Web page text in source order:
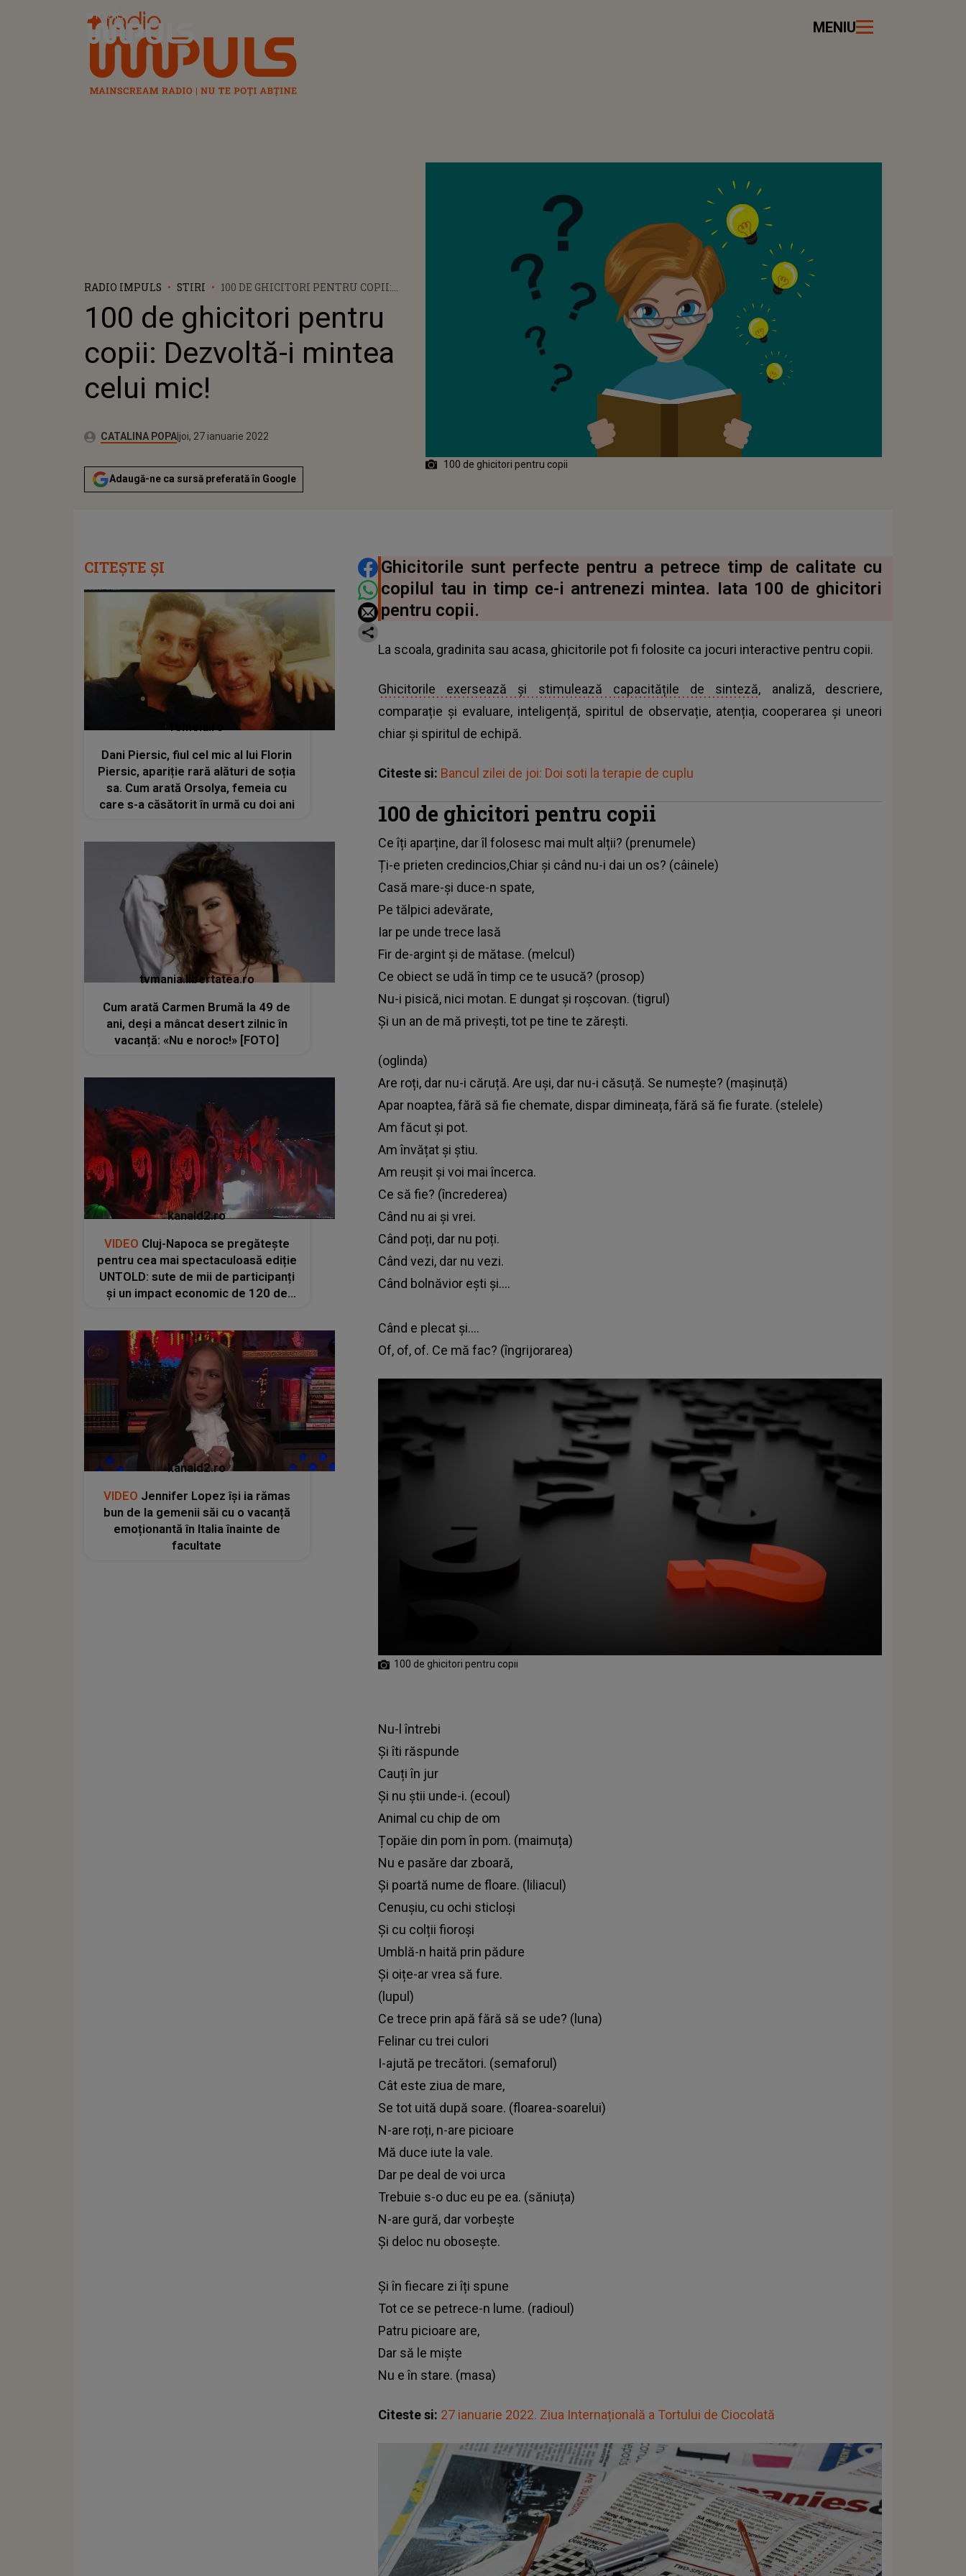
Radio Impuls MENIU
RADIO IMPULS STIRI
100 DE GHICITORI PENTRU COPII:
100 de ghicitori pentru
copii: Dezvoltă-i mintea
celui mic!
Autor:CATALINA POPA Publicat:
joi, 27 ianuarie 2022
Adaugă-ne ca sursă preferată în Google
100 de ghicitori pentru copii
DISTRIBUIE ARTICOLUL
Ghicitorile sunt perfecte pentru a petrece timp de calitate cu
copilul tau in timp ce-i antrenezi mintea. Iata 100 de ghicitori
pentru copii.
La scoala, gradinita sau acasa, ghicitorile pot fi folosite ca jocuri interactive pentru copii.
Ghicitorile exersează și stimulează capacitățile de sinteză, analiză, descriere,
comparație și evaluare, inteligență, spiritul de observație, atenția, cooperarea și uneori
chiar și spiritul de echipă.
Citeste si: Bancul zilei de joi: Doi soti la terapie de cuplu
100 de ghicitori pentru copii
Ce îți aparține, dar îl folosesc mai mult alții? (prenumele)
Ți-e prieten credincios,Chiar și când nu-i dai un os? (câinele)
Casă mare-și duce-n spate,
Pe tălpici adevărate,
Iar pe unde trece lasă
Fir de-argint și de mătase. (melcul)
Ce obiect se udă în timp ce te usucă? (prosop)
Nu-i pisică, nici motan. E dungat și roșcovan. (tigrul)
Și un an de mă privești, tot pe tine te zărești.
(oglinda)
Are roți, dar nu-i căruță. Are uși, dar nu-i căsuță. Se numește? (mașinuță)
Apar noaptea, fără să fie chemate, dispar dimineața, fără să fie furate. (stelele)
Am făcut și pot.
Am învățat și știu.
Am reușit și voi mai încerca.
Ce să fie? (încrederea)
Când nu ai și vrei.
Când poți, dar nu poți.
Când vezi, dar nu vezi.
Când bolnăvior ești și….
Când e plecat și….
Of, of, of. Ce mă fac? (îngrijorarea)
100 de ghicitori pentru copii
Nu-l întrebi
Și îti răspunde
Cauți în jur
Și nu știi unde-i. (ecoul)
Animal cu chip de om
Țopăie din pom în pom. (maimuța)
Nu e pasăre dar zboară,
Și poartă nume de floare. (liliacul)
Cenușiu, cu ochi sticloși
Și cu colții fioroși
Umblă-n haită prin pădure
Și oițe-ar vrea să fure.
(lupul)
Ce trece prin apă fără să se ude? (luna)
Felinar cu trei culori
I-ajută pe trecători. (semaforul)
Cât este ziua de mare,
Se tot uită după soare. (floarea-soarelui)
N-are roți, n-are picioare
Mă duce iute la vale.
Dar pe deal de voi urca
Trebuie s-o duc eu pe ea. (săniuța)
N-are gură, dar vorbește
Și deloc nu obosește.
Și în fiecare zi îți spune
Tot ce se petrece-n lume. (radioul)
Patru picioare are,
Dar să le miște
Nu e în stare. (masa)
Citeste si: 27 ianuarie 2022. Ziua Internațională a Tortului de Ciocolată
CITEȘTE ȘI
femeia.ro
Dani Piersic, fiul cel mic al lui Florin
Piersic, apariție rară alături de soția
sa. Cum arată Orsolya, femeia cu
care s-a căsătorit în urmă cu doi ani
tvmania.libertatea.ro
Cum arată Carmen Brumă la 49 de
ani, deși a mâncat desert zilnic în
vacanță: «Nu e noroc!» [FOTO]
kanald2.ro
VIDEO Cluj-Napoca se pregătește
pentru cea mai spectaculoasă ediție
UNTOLD: sute de mii de participanți
și un impact economic de 120 de
kanald2.ro
VIDEO Jennifer Lopez își ia rămas
bun de la gemenii săi cu o vacanță
emoționantă în Italia înainte de
facultate